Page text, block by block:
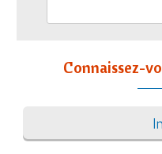
Connaissez-